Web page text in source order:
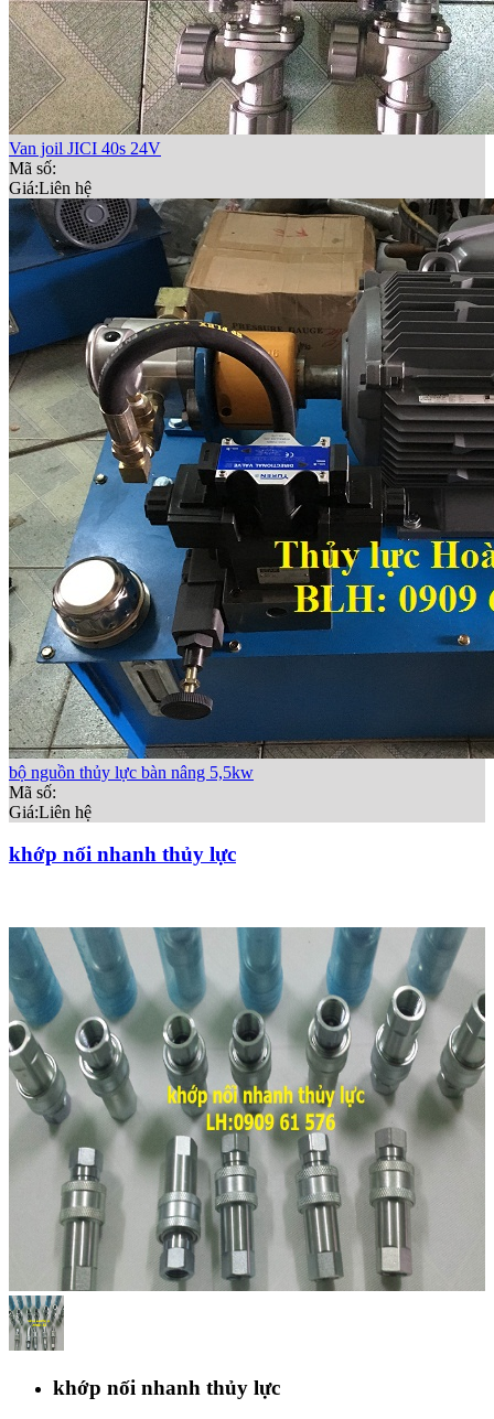
Van joil JICI 40s 24V
Mã số:
Giá:Liên hệ
bộ nguồn thủy lực bàn nâng 5,5kw
Mã số:
Giá:Liên hệ
khớp nối nhanh thủy lực
khớp nối nhanh thủy lực